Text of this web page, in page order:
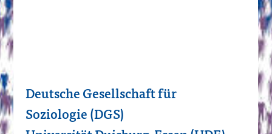
Deutsche Gesellschaft für
Soziologie (DGS)